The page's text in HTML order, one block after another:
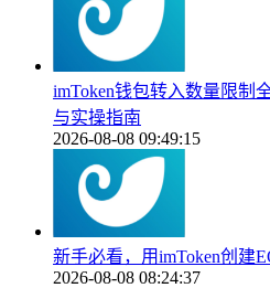
imToken钱包转入数量限制
与实操指南
2026-08-08 09:49:15
新手必看，用imToken创建
2026-08-08 08:24:37